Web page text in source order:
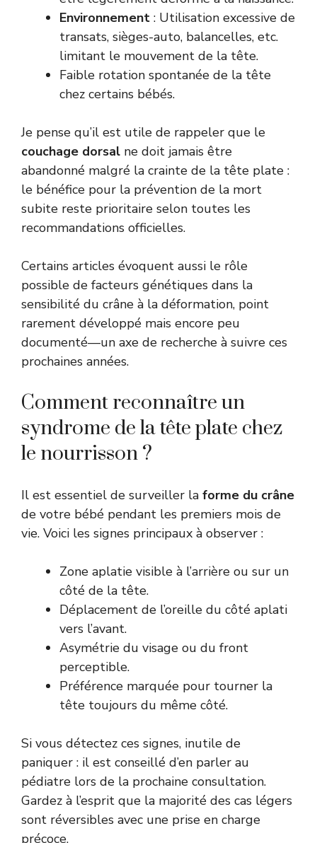
Environnement : Utilisation excessive de
transats, sièges-auto, balancelles, etc.
limitant le mouvement de la tête.
Faible rotation spontanée de la tête
chez certains bébés.
Je pense qu’il est utile de rappeler que le
couchage dorsal ne doit jamais être
abandonné malgré la crainte de la tête plate :
le bénéfice pour la prévention de la mort
subite reste prioritaire selon toutes les
recommandations officielles.
Certains articles évoquent aussi le rôle
possible de facteurs génétiques dans la
sensibilité du crâne à la déformation, point
rarement développé mais encore peu
documenté—un axe de recherche à suivre ces
prochaines années.
Comment reconnaître un
syndrome de la tête plate chez
le nourrisson ?
Il est essentiel de surveiller la forme du crâne
de votre bébé pendant les premiers mois de
vie. Voici les signes principaux à observer :
Zone aplatie visible à l’arrière ou sur un
côté de la tête.
Déplacement de l’oreille du côté aplati
vers l’avant.
Asymétrie du visage ou du front
perceptible.
Préférence marquée pour tourner la
tête toujours du même côté.
Si vous détectez ces signes, inutile de
paniquer : il est conseillé d’en parler au
pédiatre lors de la prochaine consultation.
Gardez à l’esprit que la majorité des cas légers
sont réversibles avec une prise en charge
précoce.